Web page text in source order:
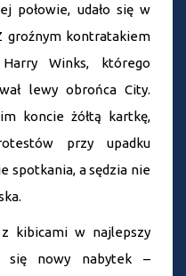
połowie, udało się w
groźnym kontratakiem
Winks, którego
lewy obrońca City.
koncie żółtą kartkę,
przy upadku
spotkania, a sędzia nie
kibicami w najlepszy
się nowy nabytek –